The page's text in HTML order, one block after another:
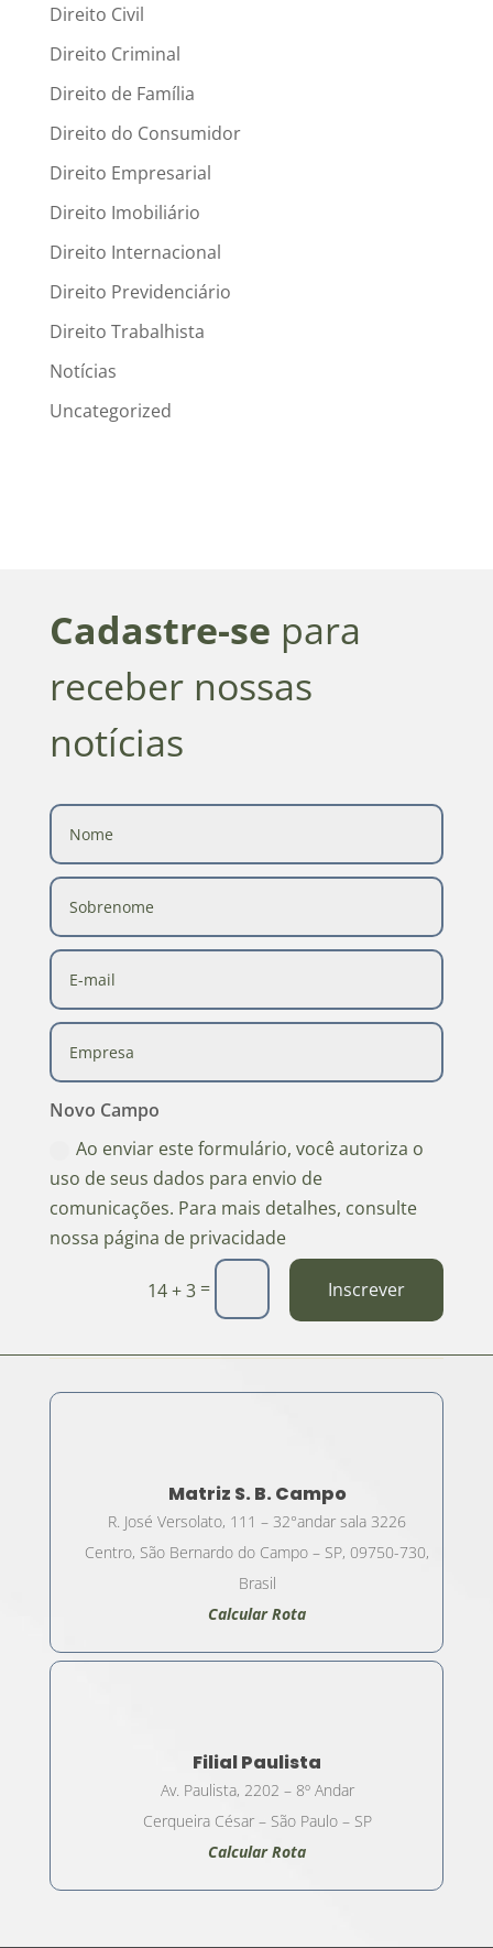
Direito Civil
Direito Criminal
Direito de Família
Direito do Consumidor
Direito Empresarial
Direito Imobiliário
Direito Internacional
Direito Previdenciário
Direito Trabalhista
Notícias
Uncategorized
Cadastre-se para
receber nossas
notícias
Novo Campo
Ao enviar este formulário, você autoriza o
uso de seus dados para envio de
comunicações. Para mais detalhes, consulte
nossa página de privacidade
14 + 3 = Inscrever
Matriz S. B. Campo
R. José Versolato, 111 – 32°andar sala 3226
Centro, São Bernardo do Campo – SP, 09750-730,
Brasil
Calcular Rota
Filial Paulista
Av. Paulista, 2202 – 8º Andar
Cerqueira César – São Paulo – SP
Calcular Rota